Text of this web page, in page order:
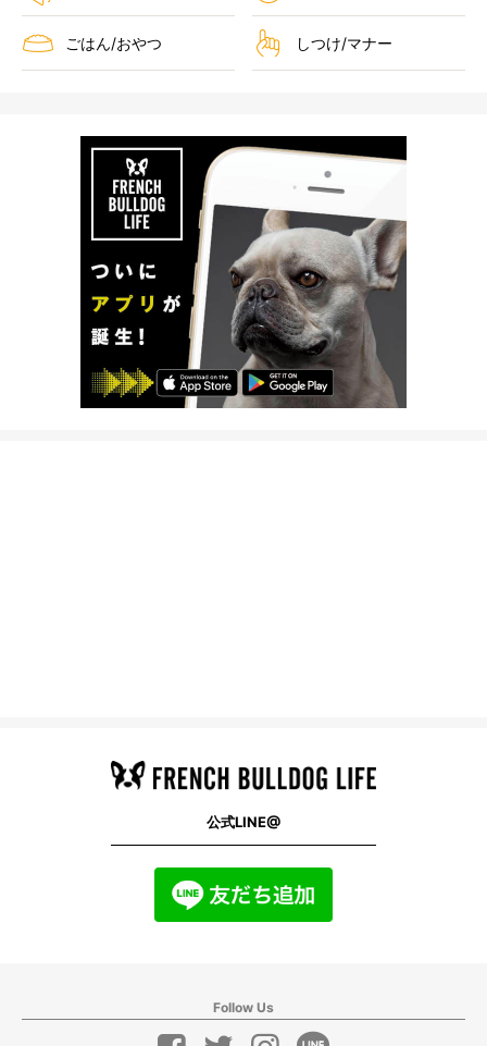
ごはん/おやつ しつけ/マナー
公式LINE@
Follow Us